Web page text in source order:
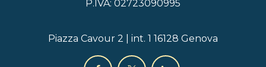
P.IVA: 02723090995
Piazza Cavour 2 | int. 1 16128 Genova